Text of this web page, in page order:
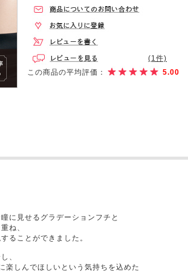
(1件)
この商品の平均評価：
5.00
に見せるグラデーションフチと
ね、
ることができました。
、
楽しんでほしいという気持ちを込めた